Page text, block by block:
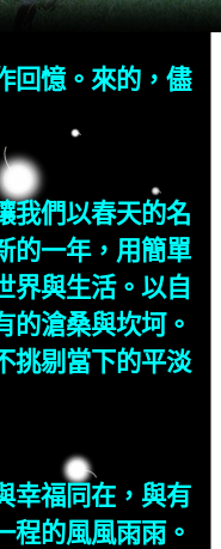
回憶。來的，儘
我們以春天的名
的一年，用簡單
界與生活。以自
的滄桑與坎坷。
挑剔當下的平淡
幸福同在，與有
程的風風雨雨。